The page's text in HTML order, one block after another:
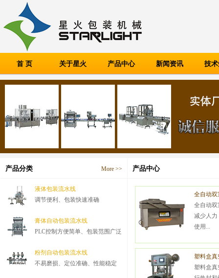
首 页 关于星火 产品中心 新闻资讯 技
产品分类 More >>
液体包装流水线
调节便利、包装快速准确
膏体自动包装流水线
PLC控制方便简单、包装范围广泛
粉剂自动包装流水线
不易磨损、定位准确、性能稳定
产品中心
全自动双
全自动双
减少人力
使用...
塑料盒真
塑料盒真